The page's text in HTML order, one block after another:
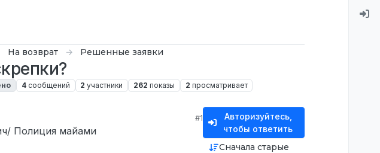
На возврат Решенные заявки
4 сообщений 2 участники 262 показы 2 просматривает
#1
Полиция майами
Авторизуйтесь,
чтобы ответить
Сначала старые